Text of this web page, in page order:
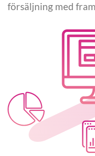
försäljning med